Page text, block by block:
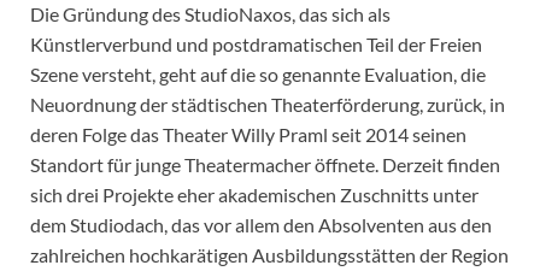
Die Gründung des StudioNaxos, das sich als
Künstlerverbund und postdramatischen Teil der Freien
Szene versteht, geht auf die so genannte Evaluation, die
Neuordnung der städtischen Theaterförderung, zurück, in
deren Folge das Theater Willy Praml seit 2014 seinen
Standort für junge Theatermacher öffnete. Derzeit finden
sich drei Projekte eher akademischen Zuschnitts unter
dem Studiodach, das vor allem den Absolventen aus den
zahlreichen hochkarätigen Ausbildungsstätten der Region